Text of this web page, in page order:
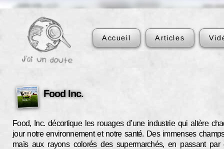
Accueil Articles
Food Inc.
Food, Inc. décortique les rouages d’une industrie qui altère
jour notre environnement et notre santé. Des immenses
maïs aux rayons colorés des supermarchés, en passant par